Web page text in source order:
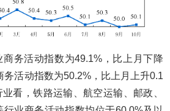
务活动指数为49.1%，比上月下降
务活动指数为50.2%，比上月上升0.1
看，铁路运输、航空运输、邮政、